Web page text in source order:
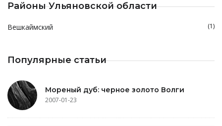
Районы Ульяновской области
Вешкаймский (1)
Популярные статьи
Мореный дуб: черное золото Волги
2007-01-23